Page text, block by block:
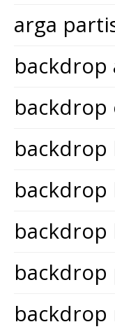
arga
backdrop
backdrop
backdrop
backdrop
backdrop
backdrop
backdrop